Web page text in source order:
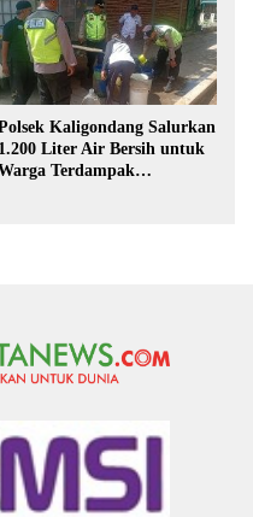
Kaligondang Salurkan
1.200 Liter Air Bersih untuk
Terdampak